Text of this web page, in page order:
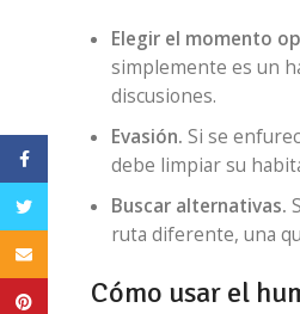
Elegir el momento
simplemente es un
discusiones.
Evasión. Si se
debe limpiar su
Buscar alternativas.
ruta diferente, una
Cómo usar el
Facebook
Twitter
Pinterest